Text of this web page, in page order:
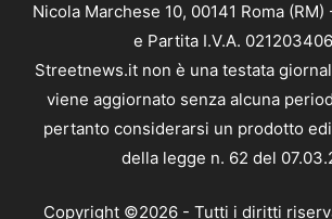
Nicola Marchese 10, 00141 Roma
e Partita I.V.A.
Streetnews.it non è una testata
viene aggiornato senza alcuna
pertanto considerarsi un prodotto
della legge n. 62 del
Copyright ©2026 - Tutti i diritti